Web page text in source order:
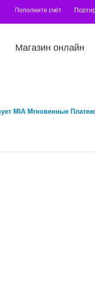
Пополните счёт
Магазин онлайн
MIA Мгновенные